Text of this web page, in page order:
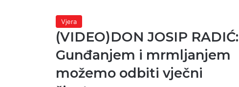
Vjera
(VIDEO)DON JOSIP RADIĆ:
Gunđanjem i mrmljanjem
možemo odbiti vječni